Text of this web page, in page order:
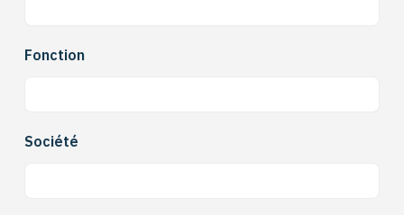
Fonction
Société